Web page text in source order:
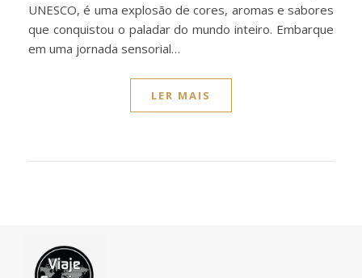
UNESCO, é uma explosão de cores, aromas e sabores
que conquistou o paladar do mundo inteiro. Embarque
em uma jornada sensorial…
LER MAIS